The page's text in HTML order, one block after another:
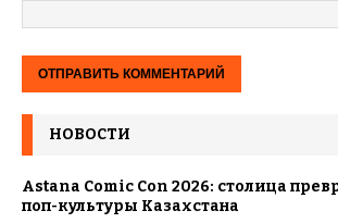
НОВОСТИ
Astana Comic Con 2026: столица
поп-культуры Казахстана